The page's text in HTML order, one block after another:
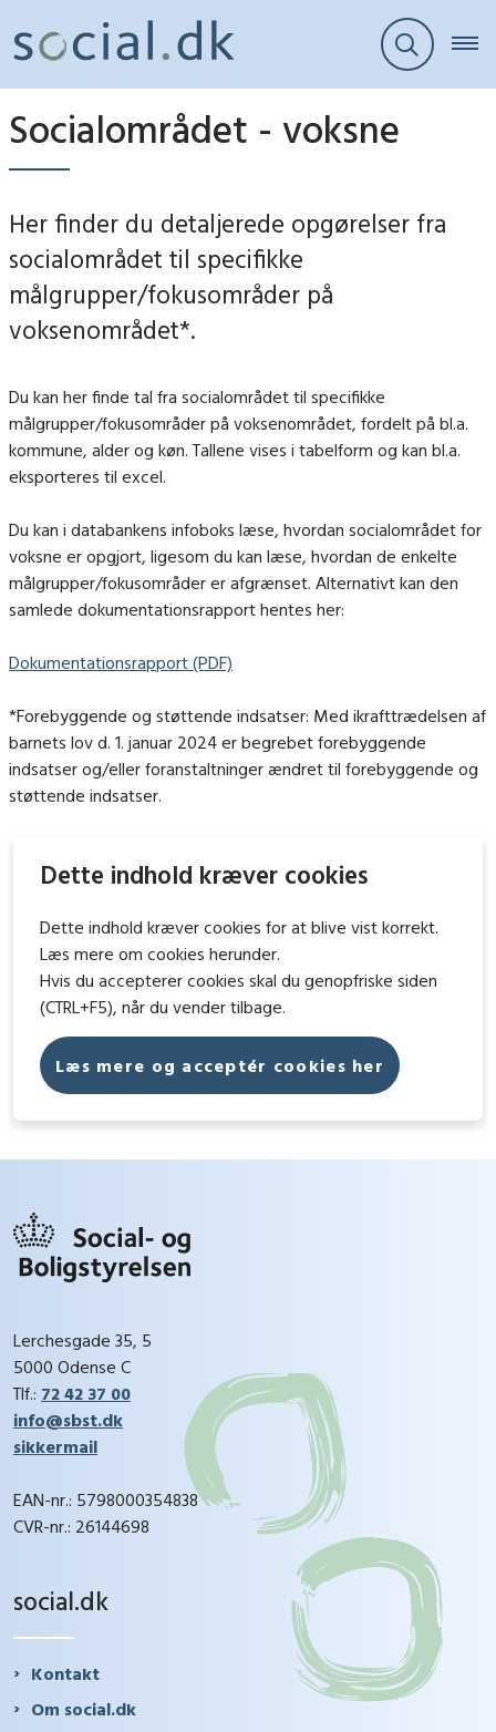
Socialområdet - voksne
Her finder du detaljerede opgørelser fra
socialområdet til specifikke
målgrupper/fokusområder på
voksenområdet*.
Du kan her finde tal fra socialområdet til specifikke
målgrupper/fokusområder på voksenområdet, fordelt på bl.a.
kommune, alder og køn. Tallene vises i tabelform og kan bl.a.
eksporteres til excel.
Du kan i databankens infoboks læse, hvordan socialområdet for
voksne er opgjort, ligesom du kan læse, hvordan de enkelte
målgrupper/fokusområder er afgrænset. Alternativt kan den
samlede dokumentationsrapport hentes her:
Dokumentationsrapport (PDF)
*Forebyggende og støttende indsatser: Med ikrafttrædelsen af
barnets lov d. 1. januar 2024 er begrebet forebyggende
indsatser og/eller foranstaltninger ændret til forebyggende og
støttende indsatser.
Dette indhold kræver cookies
Dette indhold kræver cookies for at blive vist korrekt.
Læs mere om cookies herunder.
Hvis du accepterer cookies skal du genopfriske siden
(CTRL+F5), når du vender tilbage.
Læs mere og acceptér cookies her
Lerchesgade 35, 5
5000 Odense C
Tlf.: 72 42 37 00
info@sbst.dk
sikkermail
EAN-nr.: 5798000354838
CVR-nr.: 26144698
social.dk
Kontakt
Om social.dk